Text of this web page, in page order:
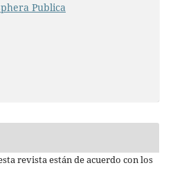
Publica
revista están de acuerdo con los